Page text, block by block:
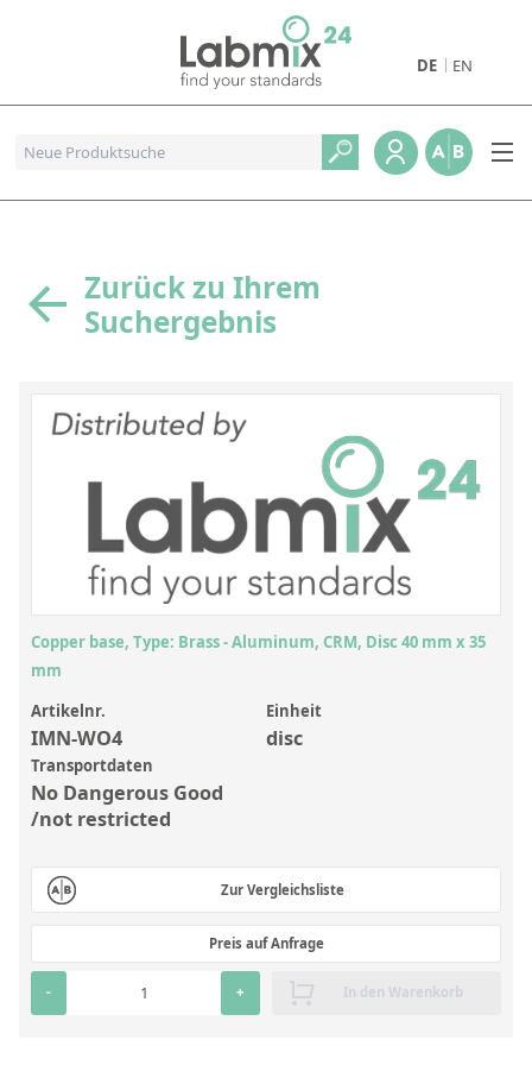
DE EN
Referenzstandards für die Industrie und Geologie
Referenzstandards für die Umweltanalytik
Referenzstandards für physikalische Eigenschaften
Organische Referenzstandards
Anorganische Referenzstandards
Laborvergleichsuntersuchungen (LVU/PT)
Laborbedarf und Verbrauchsmaterialien
Sonstige Standards
Custom-Made
Übersicht: Kundenspezifische Standards
Anorganische wässrige Kundenmischungen
Organische Analyten | Rückstandsanalytik
Elementstandards in Öl
Metallstandards | Setting Up Samples (SUS)
Kundenspezifische Polymerstandards
Zurück zu Ihrem
Suchergebnis
Copper base, Type: Brass - Aluminum, CRM, Disc 40 mm x 35
mm
Artikelnr.
IMN-WO4
Einheit
disc
Transportdaten
No Dangerous Good
/not restricted
Zur Vergleichsliste
Preis auf Anfrage
- + In den Warenkorb